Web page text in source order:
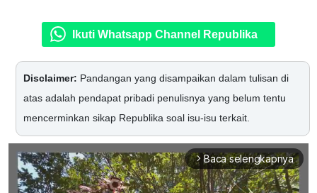
Ikuti Whatsapp Channel Republika
Disclaimer: Pandangan yang disampaikan dalam tulisan di
atas adalah pendapat pribadi penulisnya yang belum tentu
mencerminkan sikap Republika soal isu-isu terkait.
arrow_forward_ios Baca selengkapnya